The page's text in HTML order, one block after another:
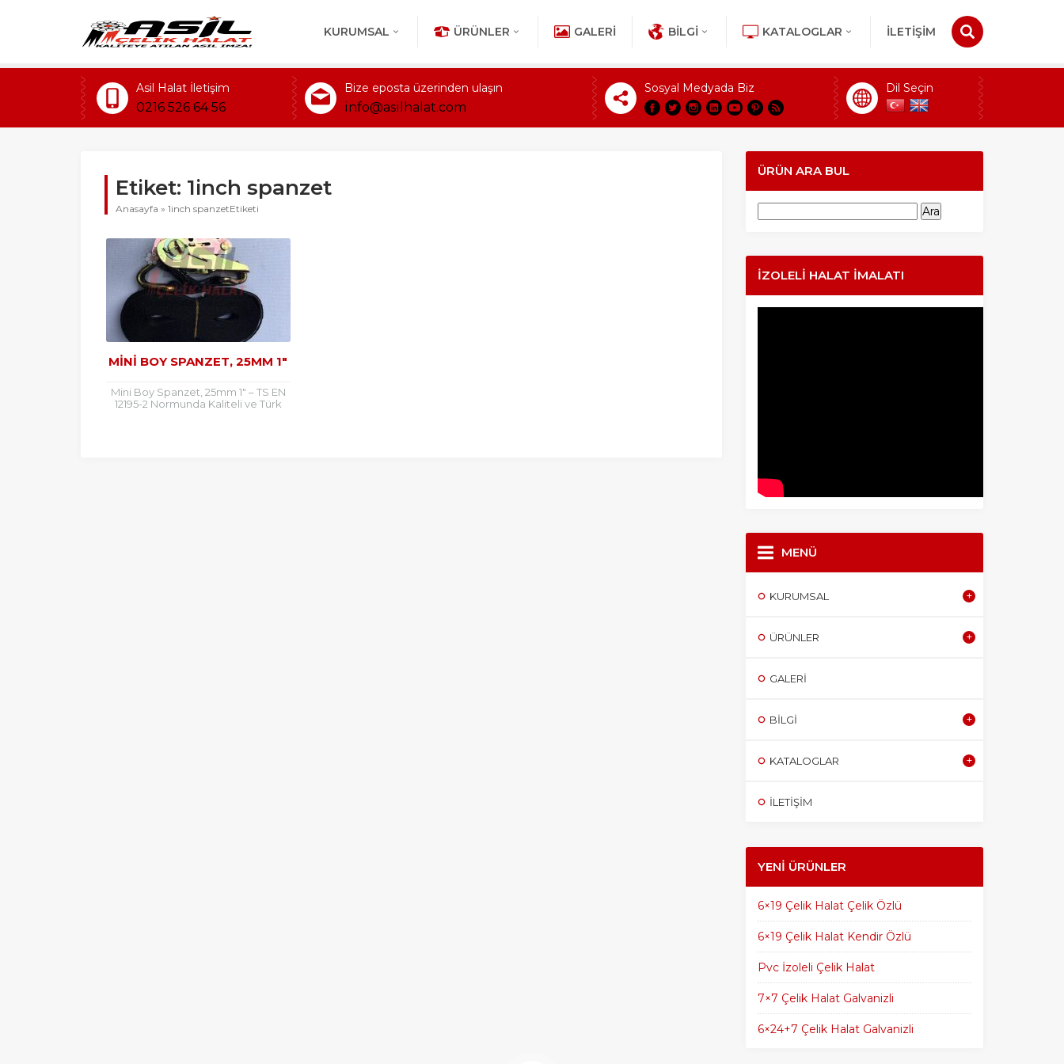
KURUMSAL ÜRÜNLER GALERI BILGI KATALOGLAR İLETİŞİM
Asil Halat İletişim
0216 526 64 56
Bize eposta üzerinden ulaşın
info@asilhalat.com
Sosyal Medyada Biz Dil Seçin
Etiket: 1inch spanzet
Anasayfa » 1inch spanzetEtiketi
MINI BOY SPANZET, 25MM 1″
Mini Boy Spanzet, 25mm 1″ – TS EN
12195-2 Normunda Kaliteli ve Türk
ÜRÜN ARA BUL
İZOLELI HALAT İMALATI
MENÜ
KURUMSAL
ÜRÜNLER
GALERI
BILGI
KATALOGLAR
İLETİŞİM
YENI ÜRÜNLER
6×19 Çelik Halat Çelik Özlü
6×19 Çelik Halat Kendir Özlü
Pvc İzoleli Çelik Halat
7×7 Çelik Halat Galvanizli
6×24+7 Çelik Halat Galvanizli